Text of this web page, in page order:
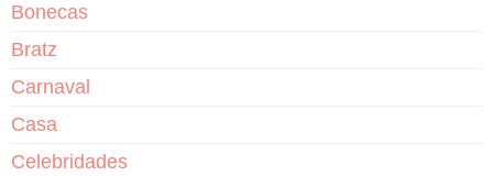
Bonecas
Bratz
Carnaval
Casa
Celebridades